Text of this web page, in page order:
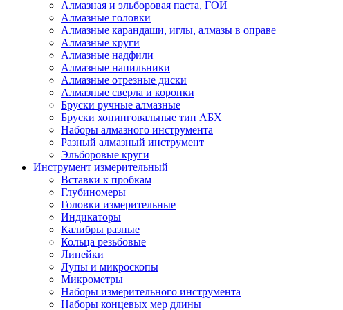
Алмазная и эльборовая паста, ГОИ
Алмазные головки
Алмазные карандаши, иглы, алмазы в оправе
Алмазные круги
Алмазные надфили
Алмазные напильники
Алмазные отрезные диски
Алмазные сверла и коронки
Бруски ручные алмазные
Бруски хонинговальные тип АБХ
Наборы алмазного инструмента
Разный алмазный инструмент
Эльборовые круги
Инструмент измерительный
Вставки к пробкам
Глубиномеры
Головки измерительные
Индикаторы
Калибры разные
Кольца резьбовые
Линейки
Лупы и микроскопы
Микрометры
Наборы измерительного инструмента
Наборы концевых мер длины